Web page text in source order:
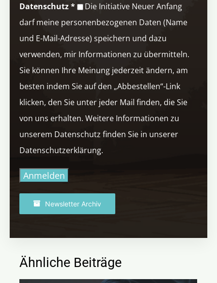
Datenschutz*
Die Initiative Neuer Anfang
darf meine personenbezogenen Daten (Name
und E-Mail-Adresse) speichern und dazu
verwenden, mir Informationen zu übermitteln.
Sie können Ihre Meinung jederzeit ändern, am
besten indem Sie auf den „Abbestellen“-Link
klicken, den Sie unter jeder Mail finden, die Sie
von uns erhalten. Weitere Informationen zu
unserem Datenschutz finden Sie in unserer
Datenschutzerklärung.
Anmelden
Newsletter Archiv
Ähnliche Beiträge